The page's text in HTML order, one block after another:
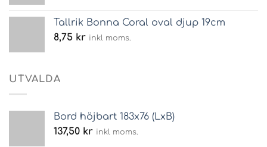
Tallrik Bonna Coral oval djup 19cm
8,75 kr inkl moms.
UTVALDA
Bord höjbart 183x76 (LxB)
137,50 kr inkl moms.